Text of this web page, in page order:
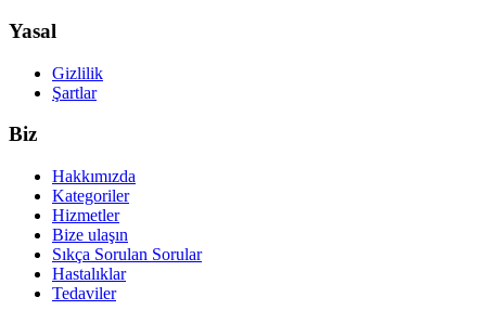
Yasal
Gizlilik
Şartlar
Biz
Hakkımızda
Kategoriler
Hizmetler
Bize ulaşın
Sıkça Sorulan Sorular
Hastalıklar
Tedaviler